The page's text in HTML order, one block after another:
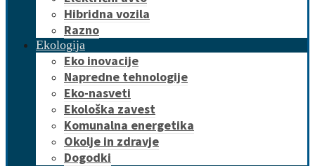
Hibridna vozila
Razno
Ekologija
Eko inovacije
Napredne tehnologije
Eko-nasveti
Ekološka zavest
Komunalna energetika
Okolje in zdravje
Dogodki